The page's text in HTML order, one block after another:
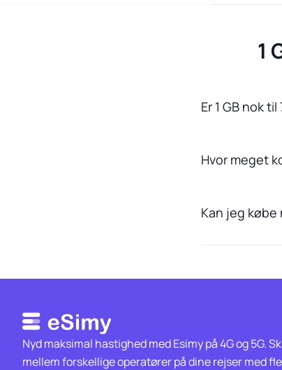
1
Er 1 GB nok
Hvor meget
Kan jeg købe
Nyd maksimal hastighed med Esimy på 4G og 5G.
mellem forskellige operatører på dine rejser med